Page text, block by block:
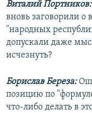
Виталий Портников:
вновь заговорили
"народных
допускали даже
исчезнуть?
Борислав Береза:
позицию по
что-либо делать в